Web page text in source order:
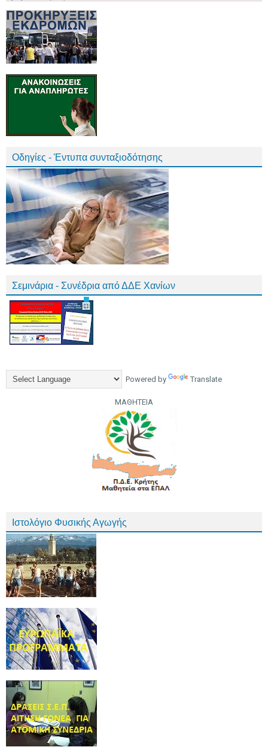
Οδηγίες - Έντυπα συνταξιοδότησης
Σεμινάρια - Συνέδρια από ΔΔΕ Χανίων
Powered by Translate
ΜΑΘΗΤΕΙΑ
Ιστολόγιο Φυσικής Αγωγής